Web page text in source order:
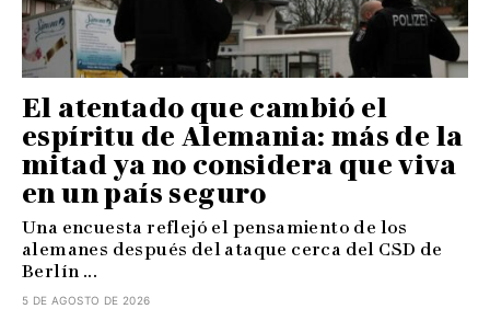
El atentado que cambió el
espíritu de Alemania: más de la
mitad ya no considera que viva
en un país seguro
Una encuesta reflejó el pensamiento de los
alemanes después del ataque cerca del CSD de
Berlín ...
5 DE AGOSTO DE 2026